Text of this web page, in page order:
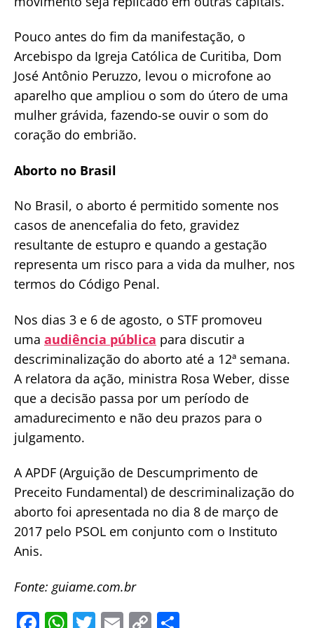
Pouco antes do fim da manifestação, o
Arcebispo da Igreja Católica de Curitiba, Dom
José Antônio Peruzzo, levou o microfone ao
aparelho que ampliou o som do útero de uma
mulher grávida, fazendo-se ouvir o som do
coração do embrião.
Aborto no Brasil
No Brasil, o aborto é permitido somente nos
casos de anencefalia do feto, gravidez
resultante de estupro e quando a gestação
representa um risco para a vida da mulher, nos
termos do Código Penal.
Nos dias 3 e 6 de agosto, o STF promoveu
uma audiência pública para discutir a
descriminalização do aborto até a 12ª semana.
A relatora da ação, ministra Rosa Weber, disse
que a decisão passa por um período de
amadurecimento e não deu prazos para o
julgamento.
A APDF (Arguição de Descumprimento de
Preceito Fundamental) de descriminalização do
aborto foi apresentada no dia 8 de março de
2017 pelo PSOL em conjunto com o Instituto
Anis.
Fonte: guiame.com.br